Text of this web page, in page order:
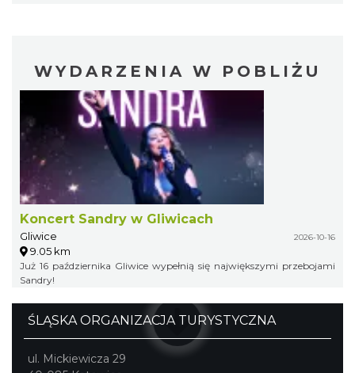
WYDARZENIA W POBLIŻU
Koncert Sandry w Gliwicach
Gliwice 2026-10-16
9.05 km
Już 16 października Gliwice wypełnią się największymi przebojami
Sandry!
ŚLĄSKA ORGANIZACJA TURYSTYCZNA
ul. Mickiewicza 29